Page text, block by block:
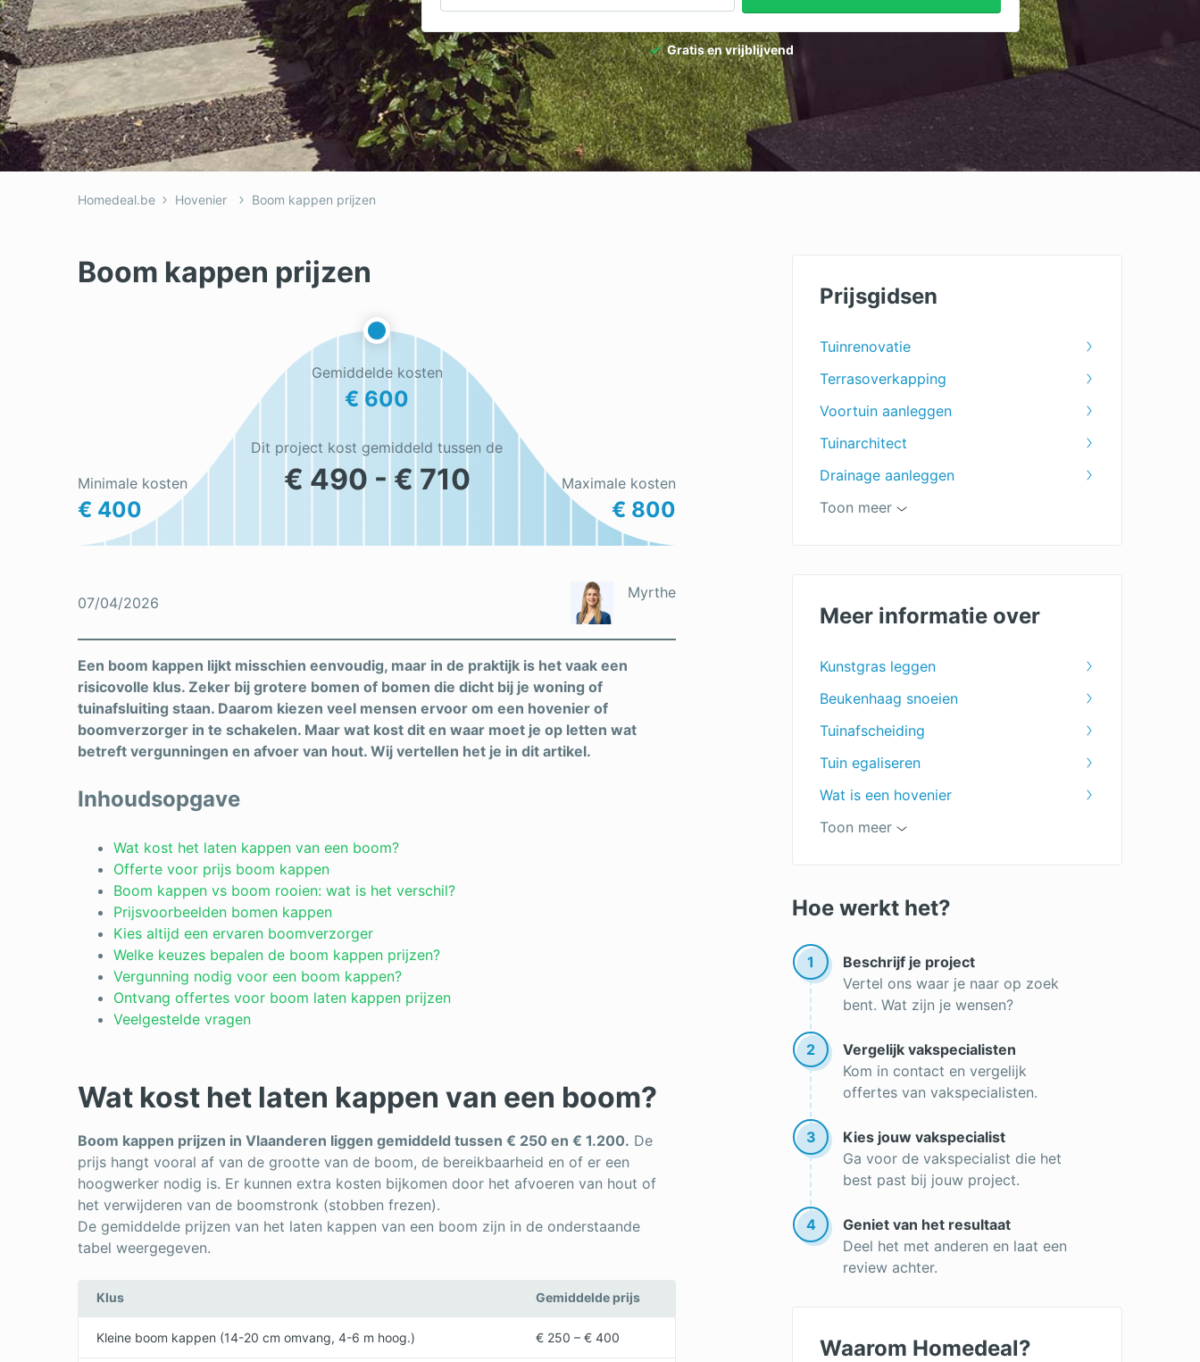
Gratis en vrijblijvend
Homedeal.be Hovenier Boom kappen prijzen
Boom kappen prijzen
Minimale kosten
€ 400
Gemiddelde kosten
€ 600
Maximale kosten
€ 800
Dit project kost gemiddeld tussen de
€ 490 - € 710
07/04/2026
Myrthe
Een boom kappen lijkt misschien eenvoudig, maar in de praktijk is het vaak een
risicovolle klus. Zeker bij grotere bomen of bomen die dicht bij je woning of
tuinafsluiting staan. Daarom kiezen veel mensen ervoor om een hovenier of
boomverzorger in te schakelen. Maar wat kost dit en waar moet je op letten wat
betreft vergunningen en afvoer van hout. Wij vertellen het je in dit artikel.
Inhoudsopgave
Wat kost het laten kappen van een boom?
Offerte voor prijs boom kappen
Boom kappen vs boom rooien: wat is het verschil?
Prijsvoorbeelden bomen kappen
Kies altijd een ervaren boomverzorger
Welke keuzes bepalen de boom kappen prijzen?
Vergunning nodig voor een boom kappen?
Ontvang offertes voor boom laten kappen prijzen
Veelgestelde vragen
Wat kost het laten kappen van een boom?
Boom kappen prijzen in Vlaanderen liggen gemiddeld tussen € 250 en € 1.200. De
prijs hangt vooral af van de grootte van de boom, de bereikbaarheid en of er een
hoogwerker nodig is. Er kunnen extra kosten bijkomen door het afvoeren van hout of
het verwijderen van de boomstronk (stobben frezen).
De gemiddelde prijzen van het laten kappen van een boom zijn in de onderstaande
tabel weergegeven.
Klus Gemiddelde prijs
Kleine boom kappen (14-20 cm omvang, 4-6 m hoog.) € 250 – € 400
Prijsgidsen
Tuinrenovatie
Terrasoverkapping
Voortuin aanleggen
Tuinarchitect
Drainage aanleggen
Tuin leeghalen
Tuinaanleg
Vijver aanleg
Tuinonderhoud
Tuinhuis
Tuin ophogen
Tuinscherm
Tuin uitgraven
Pergola
Tuinman
Toon meer
Meer informatie over
Kunstgras leggen
Beukenhaag snoeien
Tuinafscheiding
Tuin egaliseren
Wat is een hovenier
Onderhoudsvrije tuin
Tuin inrichten
Toon meer
Hoe werkt het?
1
Beschrijf je project
Vertel ons waar je naar op zoek
bent. Wat zijn je wensen?
2
Vergelijk vakspecialisten
Kom in contact en vergelijk
offertes van vakspecialisten.
3
Kies jouw vakspecialist
Ga voor de vakspecialist die het
best past bij jouw project.
4
Geniet van het resultaat
Deel het met anderen en laat een
review achter.
Waarom Homedeal?